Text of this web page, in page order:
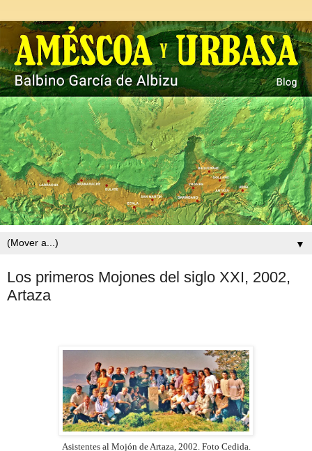
▼
Los primeros Mojones del siglo XXI, 2002,
Artaza
Asistentes al Mojón de Artaza, 2002. Foto Cedida.